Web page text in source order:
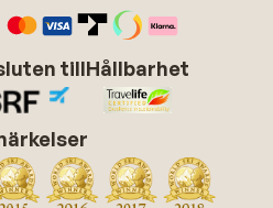
tillHållbarhet